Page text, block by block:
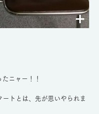
ニャー！！
トとは、先が思いやられま